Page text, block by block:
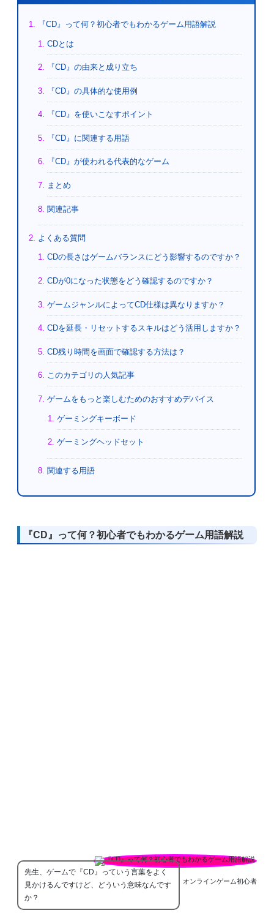
『CD』って何？初心者でもわかるゲーム用語解説
CDとは
『CD』の由来と成り立ち
『CD』の具体的な使用例
『CD』を使いこなすポイント
『CD』に関連する用語
『CD』が使われる代表的なゲーム
まとめ
関連記事
よくある質問
CDの長さはゲームバランスにどう影響するのですか？
CDが0になった状態をどう確認するのですか？
ゲームジャンルによってCD仕様は異なりますか？
CDを延長・リセットするスキルはどう活用しますか？
CD残り時間を画面で確認する方法は？
このカテゴリの人気記事
ゲームをもっと楽しむためのおすすめデバイス
ゲーミングキーボード
ゲーミングヘッドセット
関連する用語
『CD』って何？初心者でもわかるゲーム用語解説
オンラインゲーム初心者
先生、ゲームで『CD』っていう言葉をよく
見かけるんですけど、どういう意味なんです
か？